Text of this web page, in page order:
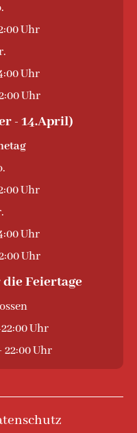
Uhr
Uhr
Uhr
- 14.April)
Uhr
Uhr
Uhr
Feiertage
Uhr
22:00 Uhr